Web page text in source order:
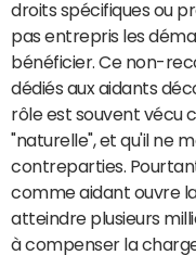
droits spécifiques ou
pas entrepris les
bénéficier. Ce non-
dédiés aux aidants
rôle est souvent vécu
"naturelle", et qu'il ne
contreparties.
comme aidant ouvre
atteindre plusieurs
à compenser la